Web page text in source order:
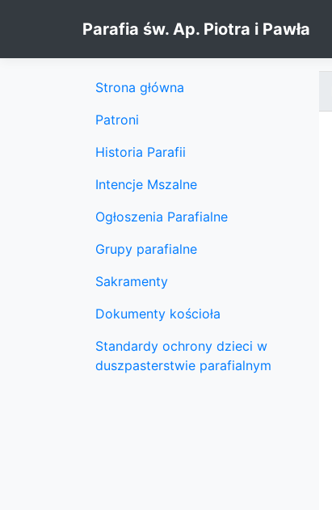
Parafia św. Ap. Piotra i Pawła
Strona główna
Patroni
Historia Parafii
Intencje Mszalne
Ogłoszenia Parafialne
Grupy parafialne
Sakramenty
Dokumenty kościoła
Standardy ochrony dzieci w
duszpasterstwie parafialnym